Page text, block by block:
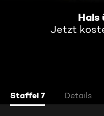
Hals
Jetzt
Staffel 7 Details